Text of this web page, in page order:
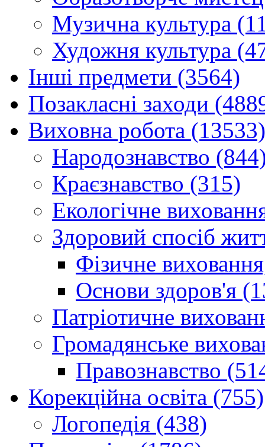
Музична культура
Художня культура
Інші предмети (3564)
Позакласні заходи
Виховна робота (13533)
Народознавство
Краєзнавство (315)
Екологічне
Здоровий спосіб
Фізичне
Основи здоров'я
Патріотичне
Громадянське
Правознавство
Корекційна освіта (755)
Логопедія (438)